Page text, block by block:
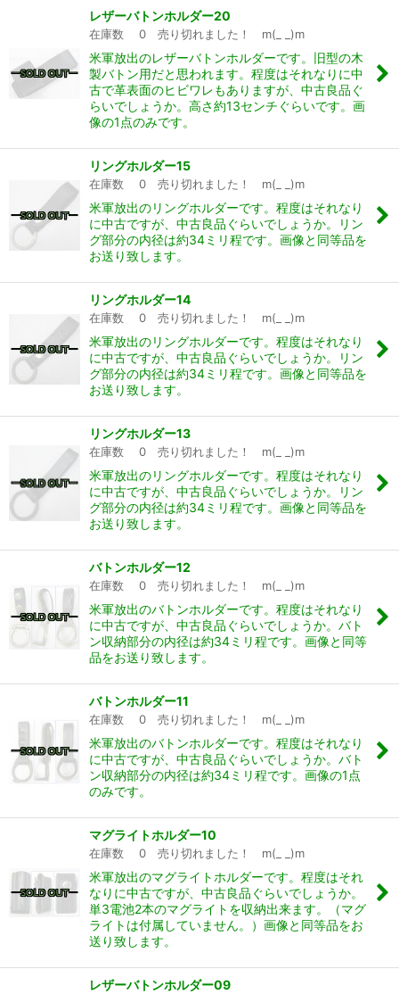
レザーバトンホルダー20
在庫数 0 売り切れました！ m(_ _)m
米軍放出のレザーバトンホルダーです。旧型の木
製バトン用だと思われます。程度はそれなりに中
古で革表面のヒビワレもありますが、中古良品ぐ
らいでしょうか。高さ約13センチぐらいです。画
像の1点のみです。
リングホルダー15
在庫数 0 売り切れました！ m(_ _)m
米軍放出のリングホルダーです。程度はそれなり
に中古ですが、中古良品ぐらいでしょうか。リン
グ部分の内径は約34ミリ程です。画像と同等品を
お送り致します。
リングホルダー14
在庫数 0 売り切れました！ m(_ _)m
米軍放出のリングホルダーです。程度はそれなり
に中古ですが、中古良品ぐらいでしょうか。リン
グ部分の内径は約34ミリ程です。画像と同等品を
お送り致します。
リングホルダー13
在庫数 0 売り切れました！ m(_ _)m
米軍放出のリングホルダーです。程度はそれなり
に中古ですが、中古良品ぐらいでしょうか。リン
グ部分の内径は約34ミリ程です。画像と同等品を
お送り致します。
バトンホルダー12
在庫数 0 売り切れました！ m(_ _)m
米軍放出のバトンホルダーです。程度はそれなり
に中古ですが、中古良品ぐらいでしょうか。バト
ン収納部分の内径は約34ミリ程です。画像と同等
品をお送り致します。
バトンホルダー11
在庫数 0 売り切れました！ m(_ _)m
米軍放出のバトンホルダーです。程度はそれなり
に中古ですが、中古良品ぐらいでしょうか。バト
ン収納部分の内径は約34ミリ程です。画像の1点
のみです。
マグライトホルダー10
在庫数 0 売り切れました！ m(_ _)m
米軍放出のマグライトホルダーです。程度はそれ
なりに中古ですが、中古良品ぐらいでしょうか。
単3電池2本のマグライトを収納出来ます。（マグ
ライトは付属していません。）画像と同等品をお
送り致します。
レザーバトンホルダー09